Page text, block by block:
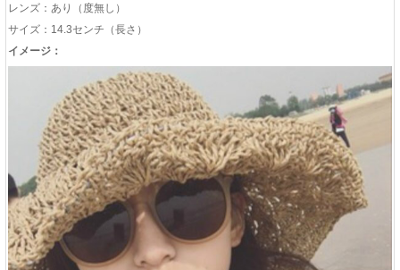
レンズ：あり（度無し）
サイズ：14.3センチ（長さ）
イメージ：